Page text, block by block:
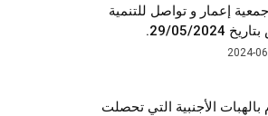
إعمار و تواصل للتنمية
29/05/2024.
بالهبات الأجنبية التي تحصلت